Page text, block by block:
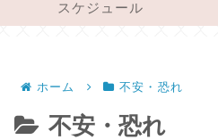
スケジュール
ホーム 不安・恐れ
不安・恐れ